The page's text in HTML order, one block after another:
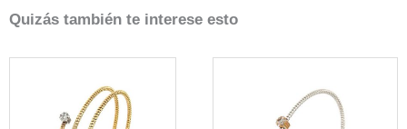
Quizás también te interese esto